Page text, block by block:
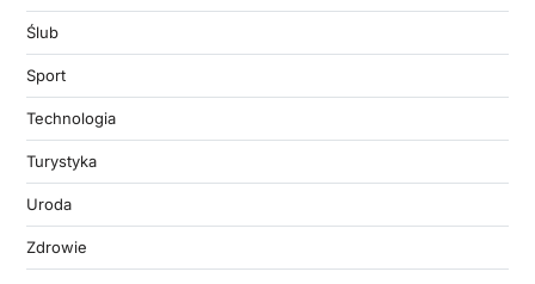
Ślub
Sport
Technologia
Turystyka
Uroda
Zdrowie